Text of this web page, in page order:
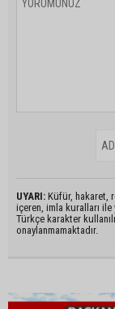
UYARI: Küfür, hakaret,
içeren, imla kuralları ile
Türkçe karakter
onaylanmamaktadır.